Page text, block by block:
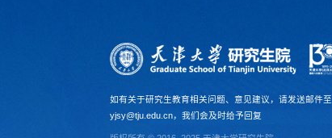
如有关于研究生教育相关问题、意见建议，请发送邮件至
yjsy@tju.edu.cn，我们会及时给予回复